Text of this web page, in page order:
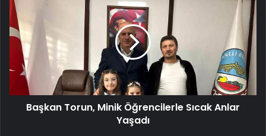
Torun,
Minik
Öğrencilerle
Sıcak
Anlar
Yaşadı
Başkan Torun, Minik Öğrencilerle Sıcak Anlar
Yaşadı